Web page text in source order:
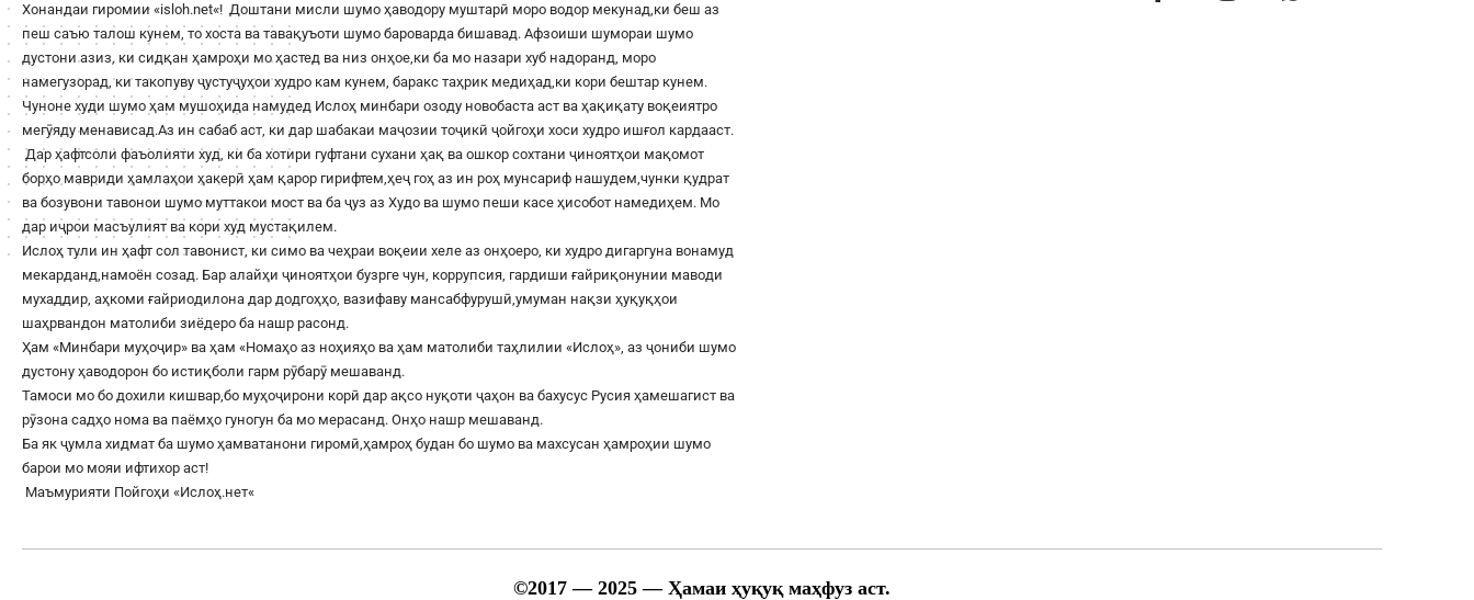
Хонандаи гиромии «isloh.net«! Доштани мисли шумо ҳаводору муштарӣ моро водор мекунад,ки беш аз
пеш саъю талош кунем, то хоста ва тавақуъоти шумо бароварда бишавад. Афзоиши шумораи шумо
дустони азиз, ки сидқан ҳамроҳи мо ҳастед ва низ онҳое,ки ба мо назари хуб надоранд, моро
намегузорад, ки такопуву ҷустуҷуҳои худро кам кунем, баракс таҳрик медиҳад,ки кори бештар кунем.
Чуноне худи шумо ҳам мушоҳида намудед Ислоҳ минбари озоду новобаста аст ва ҳақиқату воқеиятро
мегӯяду менависад.Аз ин сабаб аст, ки дар шабакаи маҷозии тоҷикӣ ҷойгоҳи хоси худро ишғол кардааст.
Дар ҳафтсоли фаъолияти худ, ки ба хотири гуфтани сухани ҳақ ва ошкор сохтани ҷиноятҳои мақомот
борҳо мавриди ҳамлаҳои ҳакерӣ ҳам қарор гирифтем,ҳеҷ гоҳ аз ин роҳ мунсариф нашудем,чунки қудрат
ва бозувони тавонои шумо муттакои мост ва ба ҷуз аз Худо ва шумо пеши касе ҳисобот намедиҳем. Мо
дар иҷрои масъулият ва кори худ мустақилем.
Ислоҳ тули ин ҳафт сол тавонист, ки симо ва чеҳраи воқеии хеле аз онҳоеро, ки худро дигаргуна вонамуд
мекарданд,намоён созад. Бар алайҳи ҷиноятҳои бузрге чун, коррупсия, гардиши ғайриқонунии маводи
мухаддир, аҳкоми ғайриодилона дар додгоҳҳо, вазифаву мансабфурушӣ,умуман нақзи ҳуқуқҳои
шаҳрвандон матолиби зиёдеро ба нашр расонд.
Ҳам «Минбари муҳоҷир» ва ҳам «Номаҳо аз ноҳияҳо ва ҳам матолиби таҳлилии «Ислоҳ», аз ҷониби шумо
дустону ҳаводорон бо истиқболи гарм рӯбарӯ мешаванд.
Тамоси мо бо дохили кишвар,бо муҳоҷирони корӣ дар ақсо нуқоти ҷаҳон ва бахусус Русия ҳамешагист ва
рӯзона садҳо нома ва паёмҳо гуногун ба мо мерасанд. Онҳо нашр мешаванд.
Ба як ҷумла хидмат ба шумо ҳамватанони гиромӣ,ҳамроҳ будан бо шумо ва махсусан ҳамроҳии шумо
барои мо мояи ифтихор аст!
Маъмурияти Пойгоҳи «Ислоҳ.нет«
©2017 — 2025 — Ҳамаи ҳуқуқ маҳфуз аст.